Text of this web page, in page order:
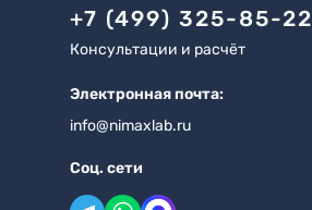
+7 (499) 325-85-22
Консультации и расчёт
Электронная почта:
info@nimaxlab.ru
Соц. сети